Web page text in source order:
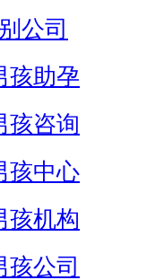
公司
孩助孕
孩咨询
孩中心
孩机构
孩公司